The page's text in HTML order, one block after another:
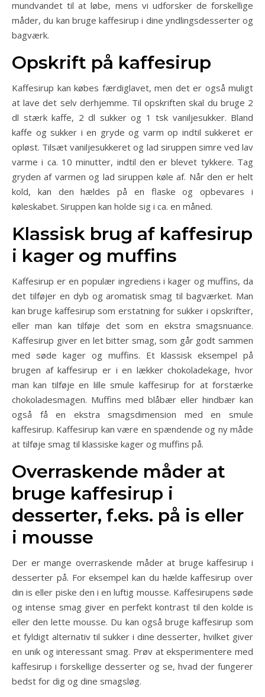
mundvandet til at løbe, mens vi udforsker de forskellige
måder, du kan bruge kaffesirup i dine yndlingsdesserter og
bagværk.
Opskrift på kaffesirup
Kaffesirup kan købes færdiglavet, men det er også muligt
at lave det selv derhjemme. Til opskriften skal du bruge 2
dl stærk kaffe, 2 dl sukker og 1 tsk vaniljesukker. Bland
kaffe og sukker i en gryde og varm op indtil sukkeret er
opløst. Tilsæt vaniljesukkeret og lad siruppen simre ved lav
varme i ca. 10 minutter, indtil den er blevet tykkere. Tag
gryden af varmen og lad siruppen køle af. Når den er helt
kold, kan den hældes på en flaske og opbevares i
køleskabet. Siruppen kan holde sig i ca. en måned.
Klassisk brug af kaffesirup
i kager og muffins
Kaffesirup er en populær ingrediens i kager og muffins, da
det tilføjer en dyb og aromatisk smag til bagværket. Man
kan bruge kaffesirup som erstatning for sukker i opskrifter,
eller man kan tilføje det som en ekstra smagsnuance.
Kaffesirup giver en let bitter smag, som går godt sammen
med søde kager og muffins. Et klassisk eksempel på
brugen af kaffesirup er i en lækker chokoladekage, hvor
man kan tilføje en lille smule kaffesirup for at forstærke
chokoladesmagen. Muffins med blåbær eller hindbær kan
også få en ekstra smagsdimension med en smule
kaffesirup. Kaffesirup kan være en spændende og ny måde
at tilføje smag til klassiske kager og muffins på.
Overraskende måder at
bruge kaffesirup i
desserter, f.eks. på is eller
i mousse
Der er mange overraskende måder at bruge kaffesirup i
desserter på. For eksempel kan du hælde kaffesirup over
din is eller piske den i en luftig mousse. Kaffesirupens søde
og intense smag giver en perfekt kontrast til den kolde is
eller den lette mousse. Du kan også bruge kaffesirup som
et fyldigt alternativ til sukker i dine desserter, hvilket giver
en unik og interessant smag. Prøv at eksperimentere med
kaffesirup i forskellige desserter og se, hvad der fungerer
bedst for dig og dine smagsløg.